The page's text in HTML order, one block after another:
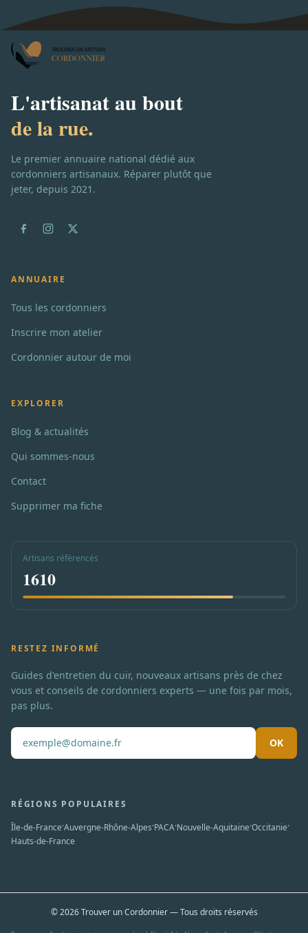
L'artisanat au bout
de la rue.
Le premier annuaire national dédié aux
cordonniers artisanaux. Réparer plutôt que
jeter, depuis 2021.
ANNUAIRE
Tous les cordonniers
Inscrire mon atelier
Cordonnier autour de moi
EXPLORER
Blog & actualités
Qui sommes-nous
Contact
Supprimer ma fiche
Artisans référencés
1610
RESTEZ INFORMÉ
Guides d'entretien du cuir, nouveaux artisans près de chez
vous et conseils de cordonniers experts — une fois par mois,
pas plus.
OK
RÉGIONS POPULAIRES
Île-de-France·Auvergne-Rhône-Alpes·PACA·Nouvelle-Aquitaine·Occitanie·
Hauts-de-France
© 2026 Trouver un Cordonnier — Tous droits réservés